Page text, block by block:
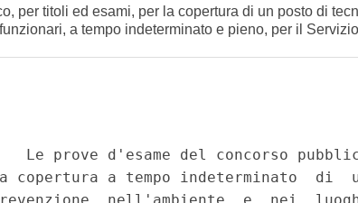
per titoli ed esami, per la copertura di un posto di
a tempo indeterminato e pieno, per il